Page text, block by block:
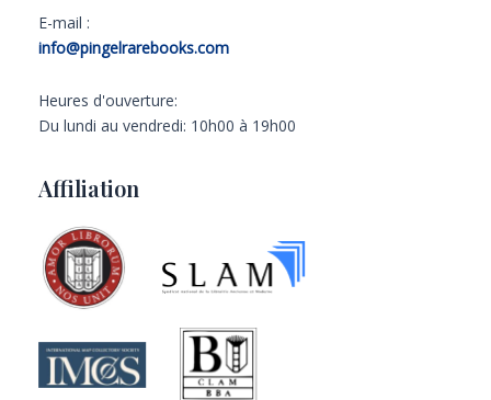
E-mail :
info@pingelrarebooks.com
Heures d'ouverture:
Du lundi au vendredi: 10h00 à 19h00
Affiliation